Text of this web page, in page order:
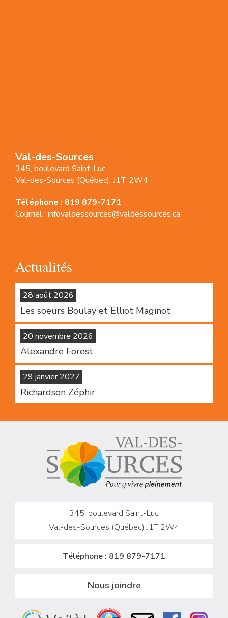
Val-des-Sources
345, boulevard Saint-Luc
Val-des-Sources (Québec), J1T 2W4
Téléphone : 819 879-7171
Courriel : infovaldessources@valdessources.ca
Actualités
28 août 2026
Les soeurs Boulay et Elliot Maginot
20 novembre 2026
Alexandre Forest
29 janvier 2027
Richardson Zéphir
345, boulevard Saint-Luc
Val-des-Sources (Québec) J1T 2W4
Téléphone : 819 879-7171
Nous joindre